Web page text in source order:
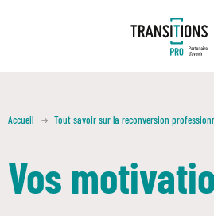
Accueil Tout savoir sur la reconversion
Vos